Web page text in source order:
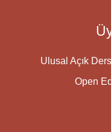
Ulusal Açık
Open